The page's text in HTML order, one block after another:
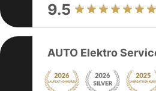
9.5
AUTO Elektro